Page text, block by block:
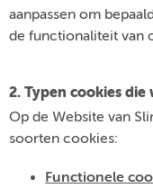
aanpassen om
de functionaliteit van
2. Typen cookies die
Op de Website van
soorten cookies:
Functionele